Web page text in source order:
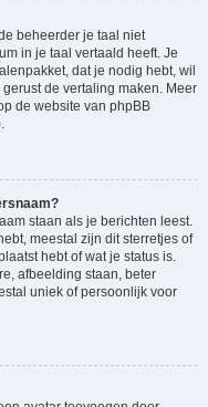
beheerder je taal niet
in je taal vertaald heeft. Je
dat je nodig hebt, wil
de vertaling maken. Meer
de website van phpBB
staan als je berichten leest.
meestal zijn dit sterretjes of
hebt of wat je status is.
afbeelding staan, beter
uniek of persoonlijk voor